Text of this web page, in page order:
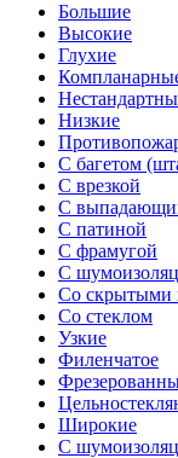
Большие
Высокие
Глухие
Низкие
С багетом
С врезкой
С
С патиной
С фрамугой
С
Со скрытыми
Со стеклом
Узкие
Филенчатое
Широкие
С